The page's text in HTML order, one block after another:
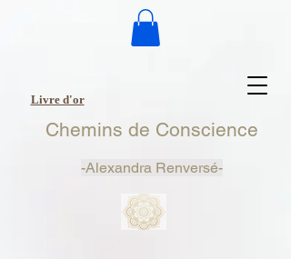
Chemins de Conscience
-Alexandra Renversé-
Livre d'or